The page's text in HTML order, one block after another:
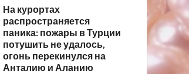
На курортах
распространяется
паника: пожары в Турции
потушить не удалось,
огонь перекинулся на
Анталию и Аланию